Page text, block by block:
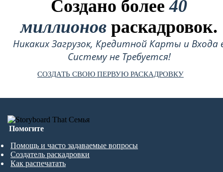
Создано более40
миллионов раскадровок.
Никаких Загрузок, Кредитной Карты и Входа
Систему не Требуется!
СОЗДАТЬ СВОЮ ПЕРВУЮ РАСКАДРОВКУ
Помогите
Помощь и часто задаваемые вопросы
Создатель раскадровки
Как распечатать